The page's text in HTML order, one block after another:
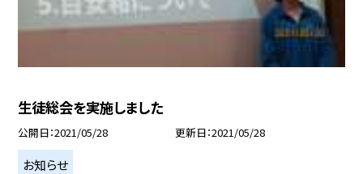
生徒総会を実施しました
公開日 2021/05/28 更新日 2021/05/28
お知らせ